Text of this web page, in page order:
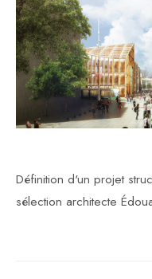
Définition d'un projet
sélection architecte